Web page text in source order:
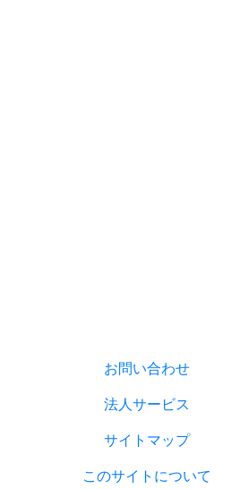
お問い合わせ
法人サービス
サイトマップ
このサイトについて